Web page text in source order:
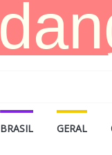
BRASIL GERAL